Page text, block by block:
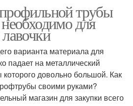
трубы
для
варианта материала для
падает на металлический
довольно большой. Как
своими руками?
магазин для закупки всего